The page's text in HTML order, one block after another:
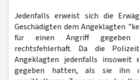
Jedenfalls erweist sich die
Geschädigten dem Angeklagten
für einen Angriff
rechtsfehlerhaft. Da die
Angeklagten jedenfalls insoweit
gegeben hatten, als sie ihn